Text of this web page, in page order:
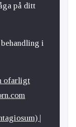
på ditt
i
ofarligt
|